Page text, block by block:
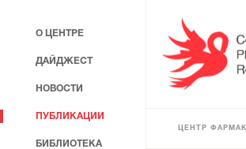
ЦЕНТР
О ЦЕНТРЕ
ДАЙДЖЕСТ
НОВОСТИ
ПУБЛИКАЦИИ
БИБЛИОТЕКА